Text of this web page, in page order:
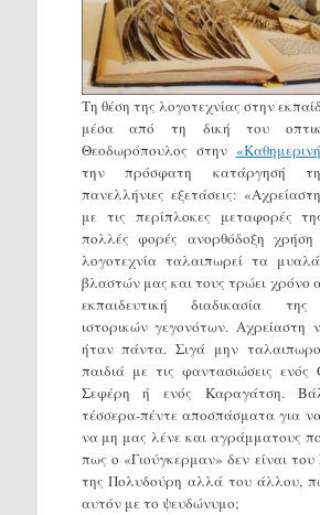
Τη θέση της λογοτεχνίας στην
μέσα από τη δική του
Θεοδωρόπουλος στην
την πρόσφατη κατάργησή
πανελλήνιες εξετάσεις:
με τις περίπλοκες μεταφορές
πολλές φορές ανορθόδοξη
λογοτεχνία ταλαιπωρεί τα
βλαστών μας και τους τρώει χρόνο
εκπαιδευτική διαδικασία της
ιστορικών γεγονότων. Αχρείαστη
ήταν πάντα. Σιγά μην
παιδιά με τις φαντασιώσεις ενός
Σεφέρη ή ενός Καραγάτση.
τέσσερα-πέντε αποσπάσματα για
να μη μας λένε και αγράμματους
πως ο «Γιούγκερμαν» δεν είναι
της Πολυδούρη αλλά του άλλου,
αυτόν με το ψευδώνυμο;